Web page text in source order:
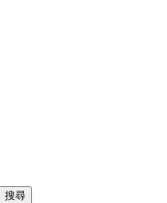
搜尋